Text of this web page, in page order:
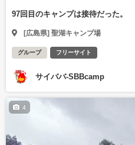
97回目のキャンプは接待だった。
[広島県] 聖湖キャンプ場
グループ フリーサイト
サイババ-SBBcamp
4